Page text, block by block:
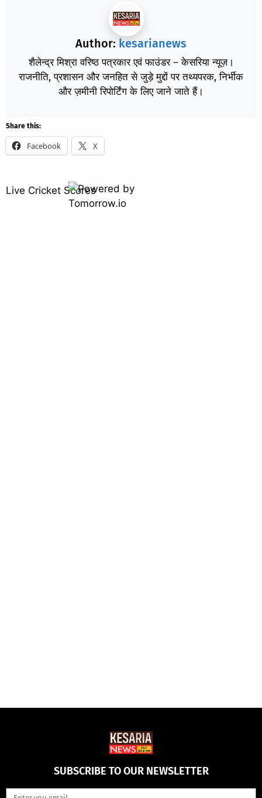
Author: kesarianews
शैलेन्द्र मिश्रा वरिष्ठ पत्रकार एवं फाउंडर – केसरिया न्यूज़।
राजनीति, प्रशासन और जनहित से जुड़े मुद्दों पर तथ्यपरक, निर्भीक
और ज़मीनी रिपोर्टिंग के लिए जाने जाते हैं।
Share this:
Facebook X
Live Cricket Scores
SUBSCRIBE TO OUR NEWSLETTER